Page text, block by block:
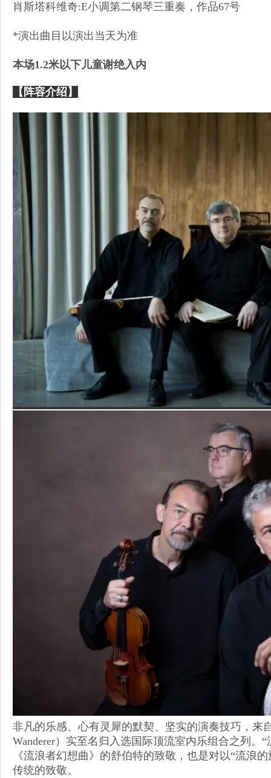
肖斯塔科维奇:E小调第二钢琴三重奏，作品67号
*演出曲目以演出当天为准
本场1.2米以下儿童谢绝入内
【阵容介绍】
非凡的乐感、心有灵犀的默契、坚实的演奏技巧，来
Wanderer）实至名归入选国际顶流室内乐组合之列。
《流浪者幻想曲》的舒伯特的致敬，也是对以“流浪
传统的致敬。